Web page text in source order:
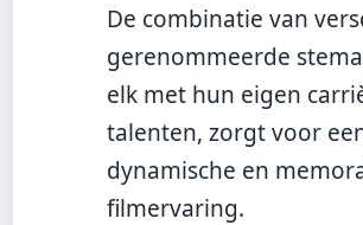
De combinatie van
gerenommeerde
elk met hun eigen
talenten, zorgt voor
dynamische en
filmervaring.